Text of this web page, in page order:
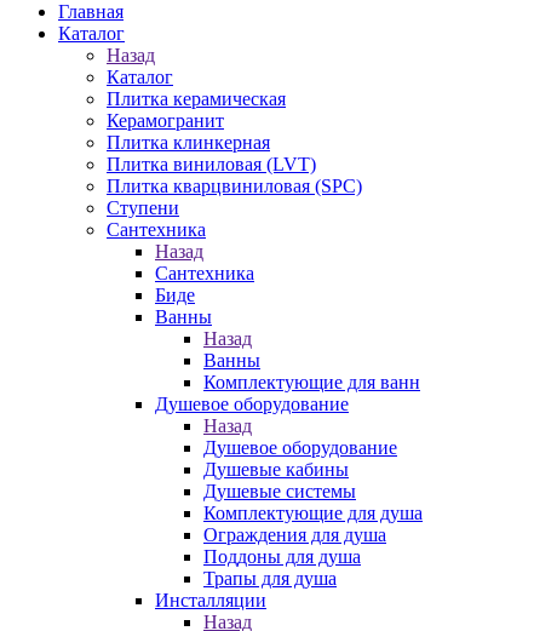
Главная
Каталог
Назад
Каталог
Плитка керамическая
Керамогранит
Плитка клинкерная
Плитка виниловая (LVT)
Плитка кварцвиниловая (SPC)
Ступени
Сантехника
Назад
Сантехника
Биде
Ванны
Назад
Ванны
Комплектующие для ванн
Душевое оборудование
Назад
Душевое оборудование
Душевые кабины
Душевые системы
Комплектующие для душа
Ограждения для душа
Поддоны для душа
Трапы для душа
Инсталляции
Назад